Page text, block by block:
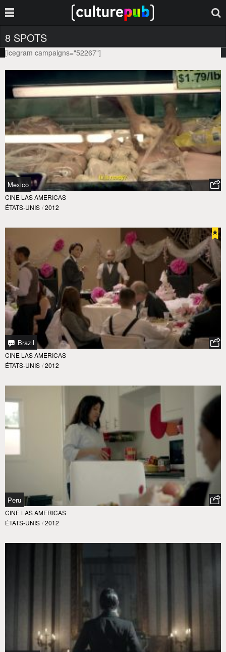
8 SPOTS
[icegram campaigns="52267"]
Mexico
CINE LAS AMERICAS
ÉTATS-UNIS / 2012
Brazil
CINE LAS AMERICAS
ÉTATS-UNIS / 2012
Peru
CINE LAS AMERICAS
ÉTATS-UNIS / 2012